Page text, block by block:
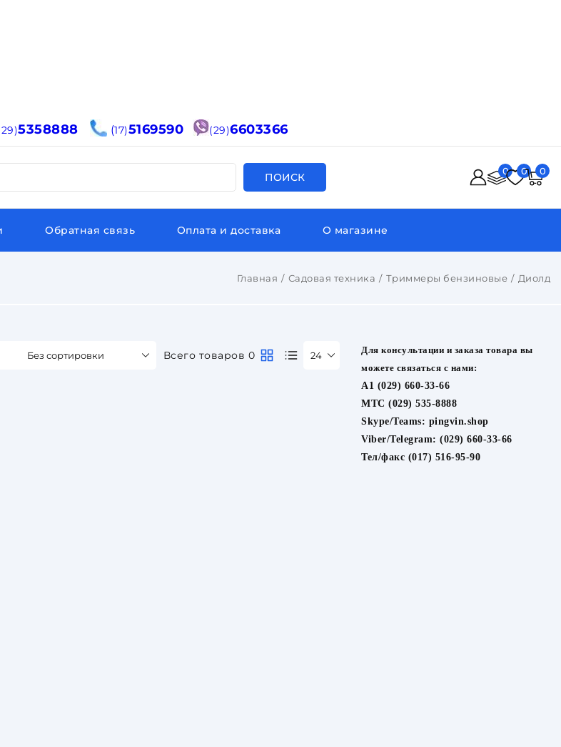
5358888 (17)5169590 (29)6603366
ПОИСК 0 0 0
Обратная связь Оплата и доставка О магазине
Главная Садовая техника Триммеры бензиновые Диолд
Без сортировки Всего товаров 0 24
Для консультации и заказа товара вы
можете связаться с нами:
A1 (029) 660-33-66
МТС (029) 535-8888
Skype/Teams: pingvin.shop
Viber/Telegram: (029) 660-33-66
Тел/факс (017) 516-95-90